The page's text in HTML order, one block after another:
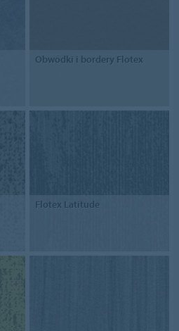
Obwódki i bordery Flotex
Flotex Latitude